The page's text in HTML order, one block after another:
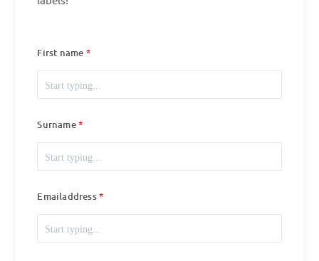
First name
Surname
Emailaddress